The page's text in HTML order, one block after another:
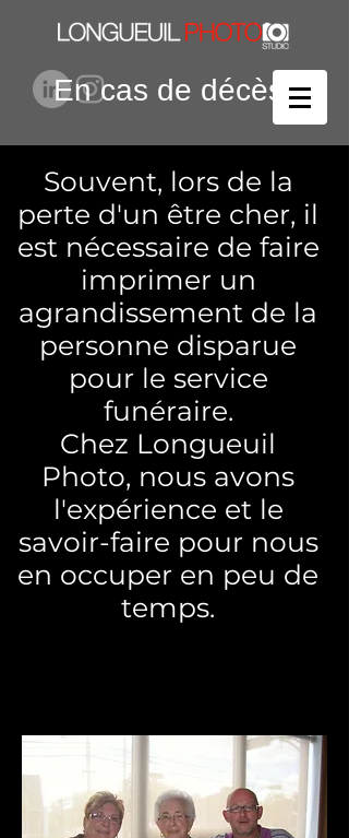
En cas de décès
Souvent, lors de la
perte d'un être cher, il
est nécessaire de faire
imprimer un
agrandissement de la
personne disparue
pour le service
funéraire.
Chez Longueuil
Photo, nous avons
l'expérience et le
savoir-faire pour nous
en occuper en peu de
temps.